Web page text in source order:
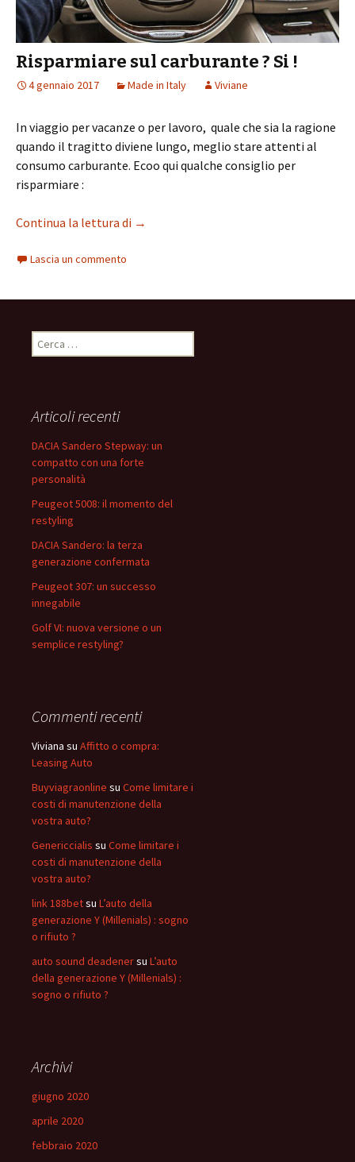
Risparmiare sul carburante ? Si !
4 gennaio 2017 Made in Italy Viviane
In viaggio per vacanze o per lavoro, quale che sia la ragione
quando il tragitto diviene lungo, meglio stare attenti al
consumo carburante. Ecoo qui qualche consiglio per
risparmiare :
Continua la lettura di Risparmiare sul carburante ? Si !
→
Lascia un commento
i
c
a
r
:
Articoli recenti
DACIA Sandero Stepway: un
compatto con una forte
personalità
Peugeot 5008: il momento del
restyling
DACIA Sandero: la terza
generazione confermata
Peugeot 307: un successo
innegabile
Golf VI: nuova versione o un
semplice restyling?
Commenti recenti
Viviana su Affitto o compra:
Leasing Auto
Buyviagraonline su Come limitare i
costi di manutenzione della
vostra auto?
Genericcialis su Come limitare i
costi di manutenzione della
vostra auto?
link 188betsu L’auto della
generazione Y (Millenials) : sogno
o rifiuto ?
auto sound deadenersu L’auto
della generazione Y (Millenials) :
sogno o rifiuto ?
Archivi
giugno 2020
aprile 2020
febbraio 2020